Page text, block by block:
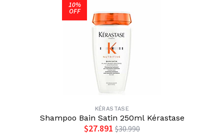
10%
OFF
KÉRASTASE
Shampoo Bain Satin 250ml Kérastase
$27.891 $30.990